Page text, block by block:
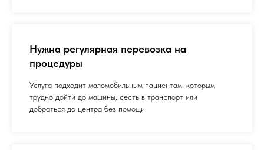
Нужна регулярная перевозка на
процедуры
Услуга подходит маломобильным пациентам, которым
трудно дойти до машины, сесть в транспорт или
добраться до центра без помощи